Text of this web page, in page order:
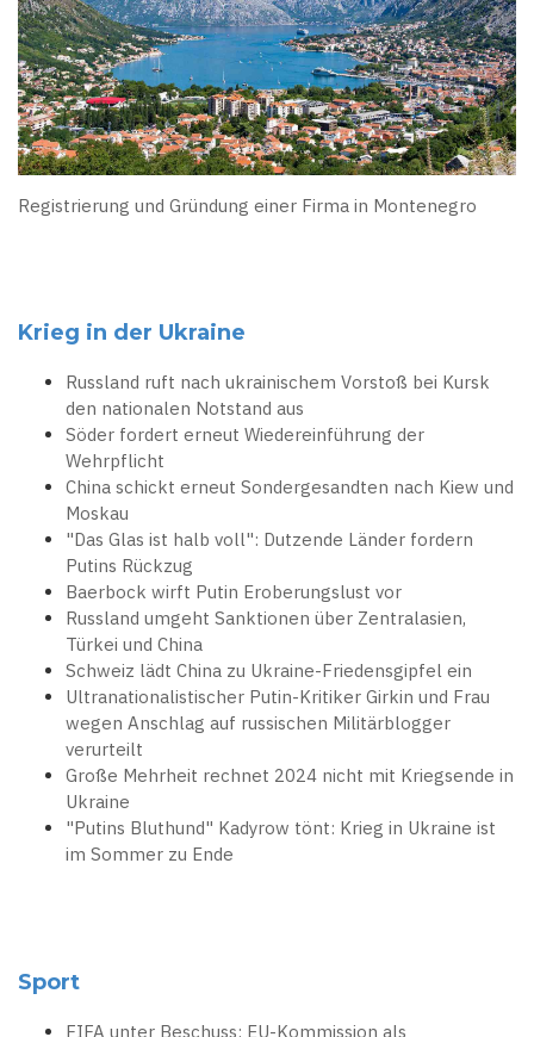
Registrierung und Gründung einer Firma in Montenegro
Krieg in der Ukraine
Russland ruft nach ukrainischem Vorstoß bei Kursk
den nationalen Notstand aus
Söder fordert erneut Wiedereinführung der
Wehrpflicht
China schickt erneut Sondergesandten nach Kiew und
Moskau
"Das Glas ist halb voll": Dutzende Länder fordern
Putins Rückzug
Baerbock wirft Putin Eroberungslust vor
Russland umgeht Sanktionen über Zentralasien,
Türkei und China
Schweiz lädt China zu Ukraine-Friedensgipfel ein
Ultranationalistischer Putin-Kritiker Girkin und Frau
wegen Anschlag auf russischen Militärblogger
verurteilt
Große Mehrheit rechnet 2024 nicht mit Kriegsende in
Ukraine
"Putins Bluthund" Kadyrow tönt: Krieg in Ukraine ist
im Sommer zu Ende
Sport
FIFA unter Beschuss: EU-Kommission als